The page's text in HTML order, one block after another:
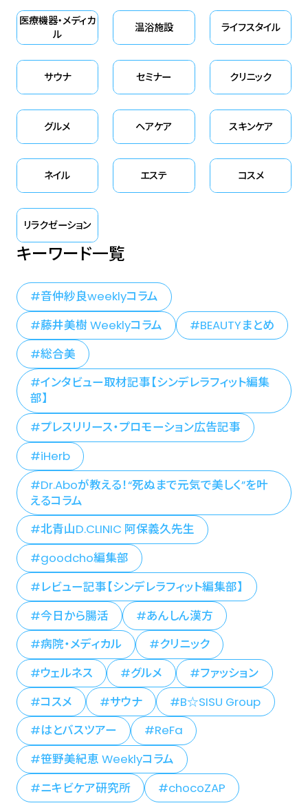
医療機器・メディカ
ル
温浴施設 ライフスタイル
サウナ セミナー クリニック
グルメ ヘアケア スキンケア
ネイル エステ コスメ
リラクゼーション
キーワード一覧
音仲紗良weeklyコラム
藤井美樹 Weeklyコラム
BEAUTYまとめ
総合美
インタビュー取材記事【シンデレラフィット編集
部】
プレスリリース・プロモーション広告記事
iHerb
Dr.Aboが教える！“死ぬまで元気で美しく”を叶
えるコラム
北青山D.CLINIC 阿保義久先生
goodcho編集部
レビュー記事【シンデレラフィット編集部】
今日から腸活
あんしん漢方
病院・メディカル
クリニック
ウェルネス
グルメ
ファッション
コスメ
サウナ
B☆SISU Group
はとバスツアー
ReFa
笹野美紀恵 Weeklyコラム
ニキビケア研究所
chocoZAP